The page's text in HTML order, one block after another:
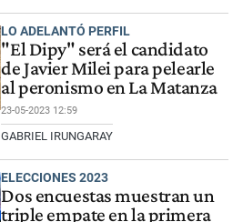
LO ADELANTÓ PERFIL
"El Dipy" será el candidato
de Javier Milei para pelearle
al peronismo en La Matanza
23-05-2023 12:59
GABRIEL IRUNGARAY
ELECCIONES 2023
Dos encuestas muestran un
triple empate en la primera